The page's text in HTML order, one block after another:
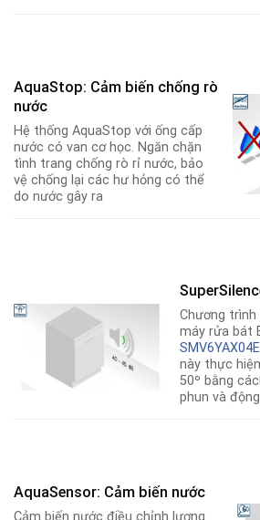
AquaStop: Cảm biến chống rò
nước
Hệ thống AquaStop với ống cấp
nước có van cơ học. Ngăn chặn
tình trang chống rò rỉ nước, bảo
vệ chống lại các hư hỏng có thể
do nước gây ra
Chương
máy rửa bát
SMV6YAX04E
này thực
50º bằng
phun và
AquaSensor: Cảm biến nước